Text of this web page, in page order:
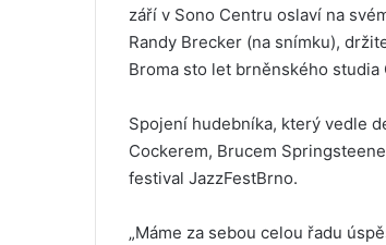
září v Sono Centru oslaví na
Randy Brecker (na snímku),
Broma sto let brněnského studia
Spojení hudebníka, který vedle
Cockerem, Brucem
festival JazzFestBrno.
„Máme za sebou celou řadu